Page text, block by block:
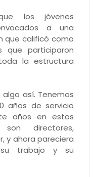
los jóvenes
a una
que calificó como
que participaron
la estructura
algo así. Tenemos
años de servicio
años en estos
directores,
y ahora pareciera
trabajo y su